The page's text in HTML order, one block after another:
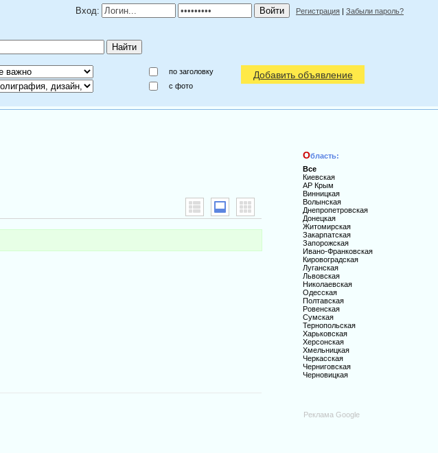
Вход: Регистрация | Забыли пароль?
по заголовку
c фото
Добавить объявление
Область:
Все
Киевская
АР Крым
Винницкая
Волынская
Днепропетровская
Донецкая
Житомирская
Закарпатская
Запорожская
Ивано-Франковская
Кировоградская
Луганская
Львовская
Николаевская
Одесская
Полтавская
Ровенская
Сумская
Тернопольская
Харьковская
Херсонская
Хмельницкая
Черкасская
Черниговская
Черновицкая
Реклама Google